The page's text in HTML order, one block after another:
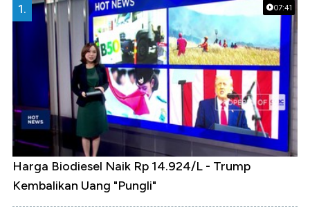
07:41
1.
Harga Biodiesel Naik Rp 14.924/L - Trump
Kembalikan Uang "Pungli"